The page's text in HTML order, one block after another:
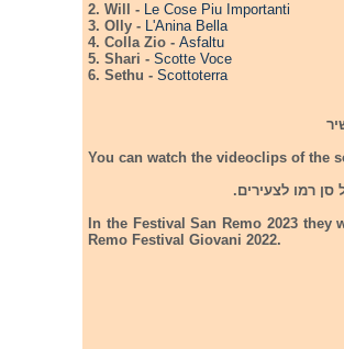
2. Will - Le Cose Piu Importanti
3. Olly - L'Anina Bella
4. Colla Zio - Asfaltu
5. Shari - Scotte Voce
6. Sethu - Scottoterra
You can watch the videoclips of the
In the Festival San Remo 2023
Remo Festival Giovani 2022.